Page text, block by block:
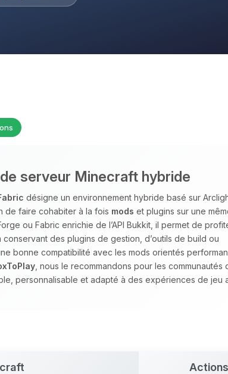
serveur Minecraft hybride
désigne un environnement hybride basé sur
de faire cohabiter à la fois mods et plugins sur une
ou Fabric enrichie de l’API Bukkit, il permet de
des plugins de gestion, d’outils de build ou
bonne compatibilité avec les mods orientés
, nous le recommandons pour les communautés
personnalisable et adapté à des expériences de jeu
Actions